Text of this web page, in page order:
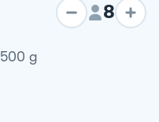
8
500 g